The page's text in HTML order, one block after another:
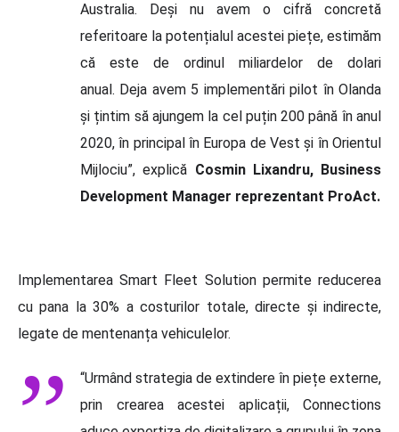
Australia. Deși nu avem o cifră concretă
referitoare la potențialul acestei piețe, estimăm
că este de ordinul miliardelor de dolari
anual. Deja avem 5 implementări pilot în Olanda
și țintim să ajungem la cel puțin 200 până în anul
2020, în principal în Europa de Vest și în Orientul
Mijlociu”, explică Cosmin Lixandru, Business
Development Manager reprezentant ProAct.
Implementarea Smart Fleet Solution permite reducerea
cu pana la 30% a costurilor totale, directe și indirecte,
legate de mentenanța vehiculelor.
“Urmând strategia de extindere în piețe externe,
prin crearea acestei aplicații, Connections